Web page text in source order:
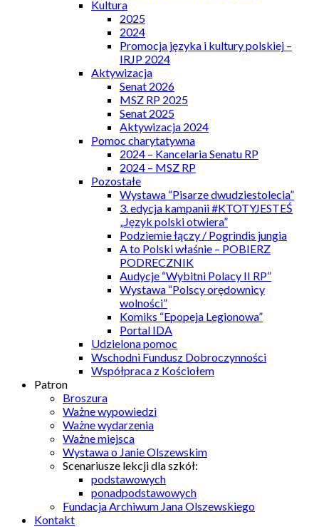
Kultura
2025
2024
Promocja języka i kultury polskiej –
IRJP 2024
Aktywizacja
Senat 2026
MSZ RP 2025
Senat 2025
Aktywizacja 2024
Pomoc charytatywna
2024 – Kancelaria Senatu RP
2024 – MSZ RP
Pozostałe
Wystawa “Pisarze dwudziestolecia”
3. edycja kampanii #KTOTYJESTEŚ
„Język polski otwiera”
Podziemie łączy / Pogrindis jungia
A to Polski właśnie – POBIERZ
PODRECZNIK
Audycje “Wybitni Polacy II RP”
Wystawa “Polscy orędownicy
wolności”
Komiks “Epopeja Legionowa”
Portal IDA
Udzielona pomoc
Wschodni Fundusz Dobroczynności
Współpraca z Kościołem
Patron
Broszura
Ważne wypowiedzi
Ważne wydarzenia
Ważne miejsca
Wystawa o Janie Olszewskim
Scenariusze lekcji dla szkół:
podstawowych
ponadpodstawowych
Fundacja Archiwum Jana Olszewskiego
Kontakt